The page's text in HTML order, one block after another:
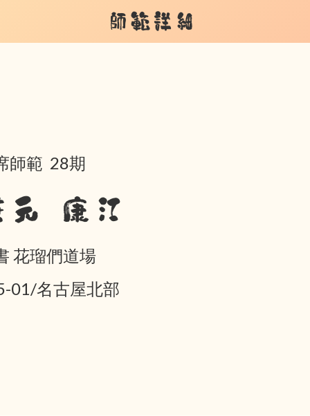
師範詳細
師範 28期
元 康江
花瑠們道場
01/名古屋北部